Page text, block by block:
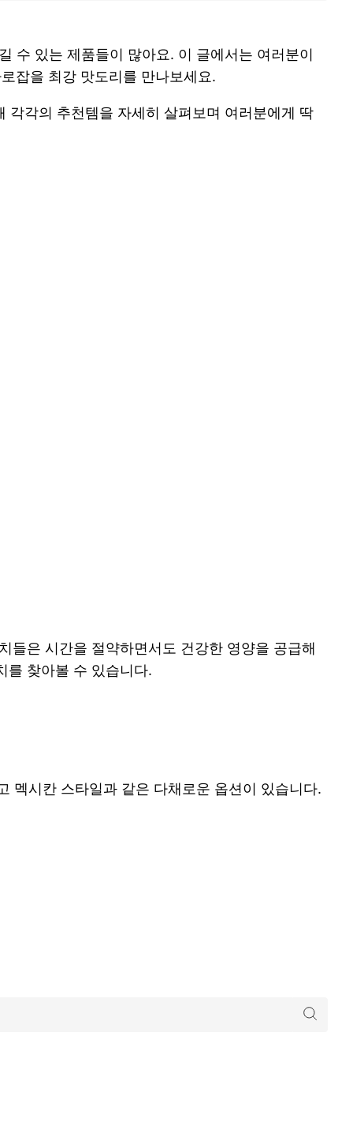
수 있는 제품들이 많아요. 이 글에서는 여러분이
잡을 최강 맛도리를 만나보세요.
각각의 추천템을 자세히 살펴보며 여러분에게 딱
들은 시간을 절약하면서도 건강한 영양을 공급해
를 찾아볼 수 있습니다.
멕시칸 스타일과 같은 다채로운 옵션이 있습니다.